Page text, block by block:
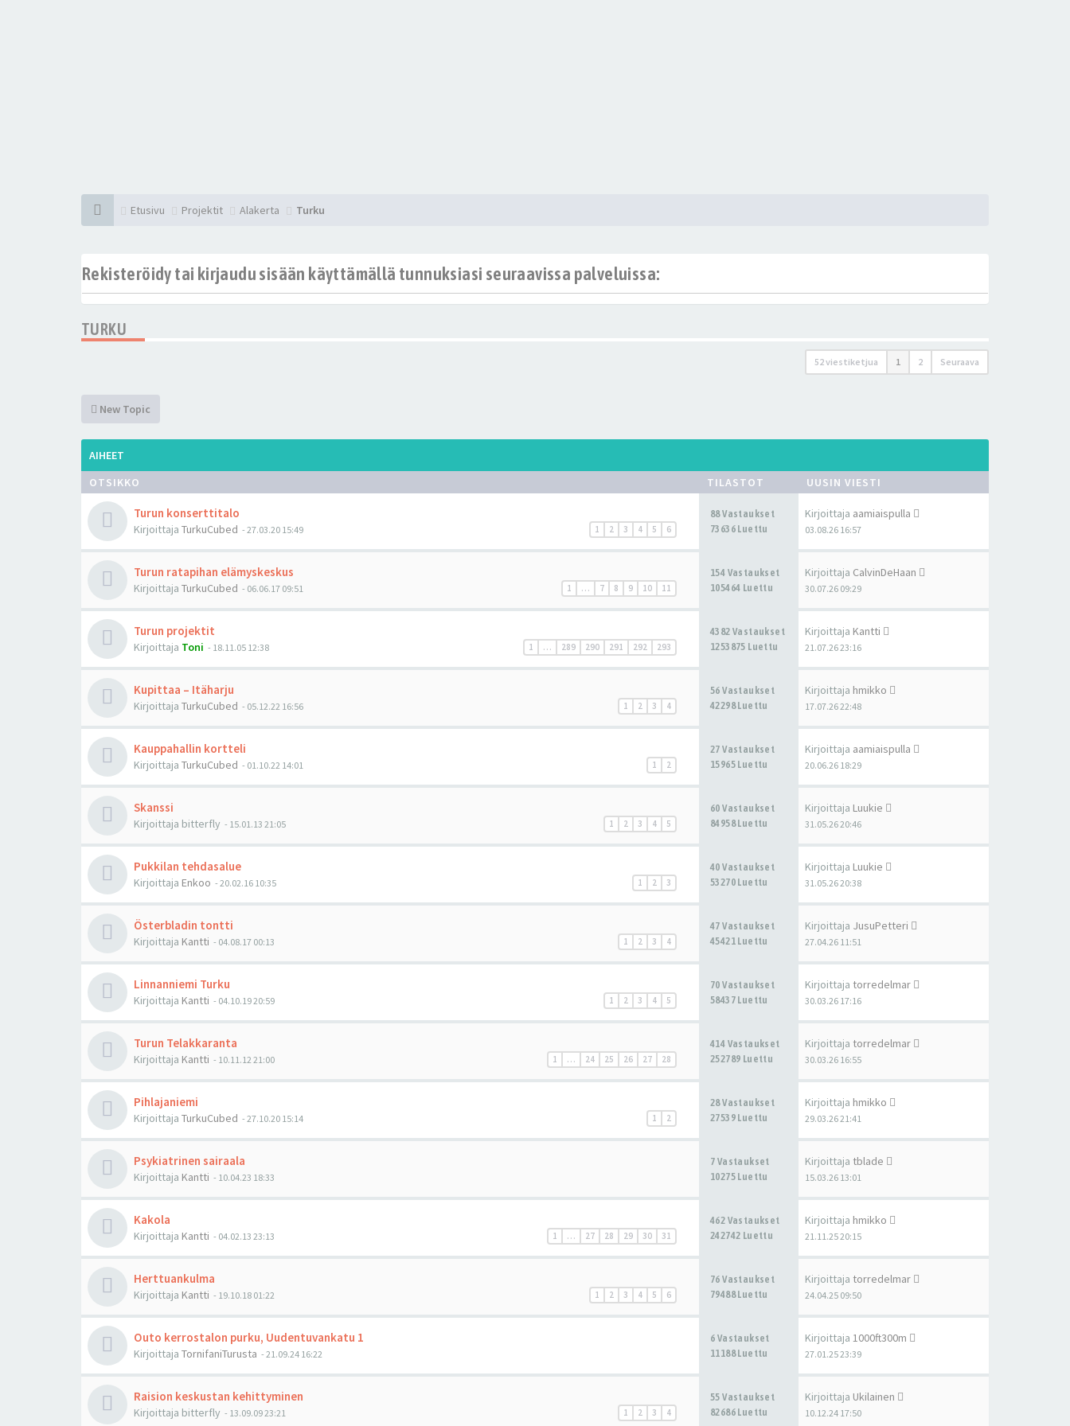
Etusivu Projektit Alakerta Turku
Rekisteröidy tai kirjaudu sisään käyttämällä tunnuksiasi seuraavissa palveluissa:
TURKU
52 viestiketjua 1 2 Seuraava
New Topic
AIHEET
OTSIKKO
TILASTOT UUSIN VIESTI
Turun konserttitalo
1 2 3 4 5 6
Kirjoittaja TurkuCubed - 27.03.20 15:49
88 Vastaukset
73636 Luettu
Kirjoittaja aamiaispulla
03.08.26 16:57
Turun ratapihan elämyskeskus
1 … 7 8 9 10 11
Kirjoittaja TurkuCubed - 06.06.17 09:51
154 Vastaukset
105464 Luettu
Kirjoittaja CalvinDeHaan
30.07.26 09:29
Turun projektit
1 … 289 290 291 292 293
Kirjoittaja Toni - 18.11.05 12:38
4382 Vastaukset
1253875 Luettu
Kirjoittaja Kantti
21.07.26 23:16
Kupittaa – Itäharju
1 2 3 4
Kirjoittaja TurkuCubed - 05.12.22 16:56
56 Vastaukset
42298 Luettu
Kirjoittaja hmikko
17.07.26 22:48
Kauppahallin kortteli
1 2
Kirjoittaja TurkuCubed - 01.10.22 14:01
27 Vastaukset
15965 Luettu
Kirjoittaja aamiaispulla
20.06.26 18:29
Skanssi
1 2 3 4 5
Kirjoittaja bitterfly - 15.01.13 21:05
60 Vastaukset
84958 Luettu
Kirjoittaja Luukie
31.05.26 20:46
Pukkilan tehdasalue
1 2 3
Kirjoittaja Enkoo - 20.02.16 10:35
40 Vastaukset
53270 Luettu
Kirjoittaja Luukie
31.05.26 20:38
Österbladin tontti
1 2 3 4
Kirjoittaja Kantti - 04.08.17 00:13
47 Vastaukset
45421 Luettu
Kirjoittaja JusuPetteri
27.04.26 11:51
Linnanniemi Turku
1 2 3 4 5
Kirjoittaja Kantti - 04.10.19 20:59
70 Vastaukset
58437 Luettu
Kirjoittaja torredelmar
30.03.26 17:16
Turun Telakkaranta
1 … 24 25 26 27 28
Kirjoittaja Kantti - 10.11.12 21:00
414 Vastaukset
252789 Luettu
Kirjoittaja torredelmar
30.03.26 16:55
Pihlajaniemi
1 2
Kirjoittaja TurkuCubed - 27.10.20 15:14
28 Vastaukset
27539 Luettu
Kirjoittaja hmikko
29.03.26 21:41
Psykiatrinen sairaala
Kirjoittaja Kantti - 10.04.23 18:33
7 Vastaukset
10275 Luettu
Kirjoittaja tblade
15.03.26 13:01
Kakola
1 … 27 28 29 30 31
Kirjoittaja Kantti - 04.02.13 23:13
462 Vastaukset
242742 Luettu
Kirjoittaja hmikko
21.11.25 20:15
Herttuankulma
1 2 3 4 5 6
Kirjoittaja Kantti - 19.10.18 01:22
76 Vastaukset
79488 Luettu
Kirjoittaja torredelmar
24.04.25 09:50
Outo kerrostalon purku, Uudentuvankatu 1
Kirjoittaja TornifaniTurusta - 21.09.24 16:22
6 Vastaukset
11188 Luettu
Kirjoittaja 1000ft300m
27.01.25 23:39
Raision keskustan kehittyminen
1 2 3 4
Kirjoittaja bitterfly - 13.09.09 23:21
55 Vastaukset
82686 Luettu
Kirjoittaja Ukilainen
10.12.24 17:50